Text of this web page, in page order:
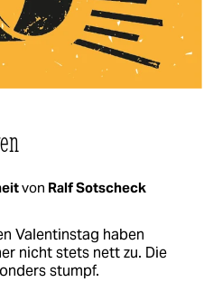
von Ralf Sotscheck
Valentinstag haben
nicht stets nett zu. Die
stumpf.